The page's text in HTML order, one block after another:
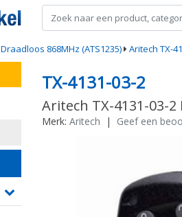
Draadloos 868MHz (ATS1235) Aritech TX-
TX-4131-03-2
Aritech TX-4131-03-
Merk: Aritech | Geef een